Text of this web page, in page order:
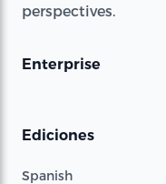
perspectives.
Enterprise
Ediciones
Spanish